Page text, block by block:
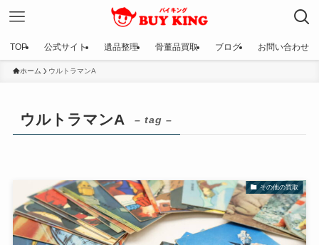
TOP 公式サイト 遺品整理 骨董品買取 ブログ お問い合わせ
ホーム ウルトラマンA
ウルトラマンA – tag –
その他の買取